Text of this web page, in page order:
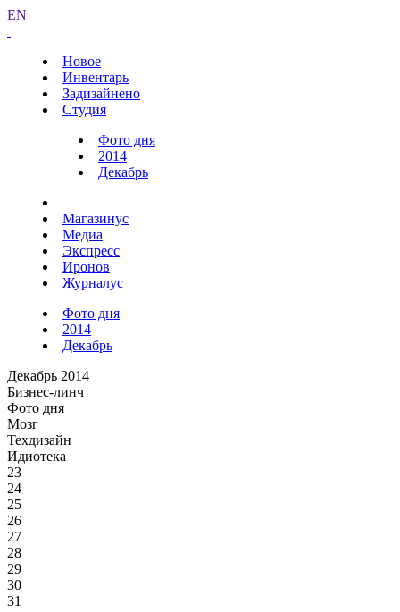
EN
Новое
Инвентарь
Задизайнено
Студия
Фото дня
2014
Декабрь
Магазинус
Медиа
Экспресс
Иронов
Журналус
Фото дня
2014
Декабрь
Декабрь 2014
Бизнес-линч
Фото дня
Мозг
Техдизайн
Идиотека
23
24
25
26
27
28
29
30
31